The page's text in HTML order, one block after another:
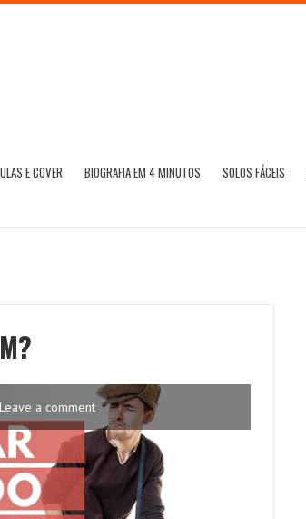
E COVER BIOGRAFIA EM 4 MINUTOS SOLOS FÁCEIS
a comment